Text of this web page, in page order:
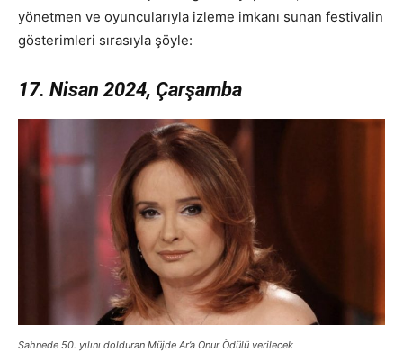
yönetmen ve oyuncularıyla izleme imkanı sunan festivalin
gösterimleri sırasıyla şöyle:
17. Nisan 2024, Çarşamba
Sahnede 50. yılını dolduran Müjde Ar’a Onur Ödülü verilecek